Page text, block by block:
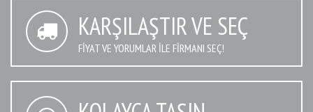
KARŞILAŞTIR VE SEÇ
FIYAT VE YORUMLAR İLE FIRMANI SEÇ!